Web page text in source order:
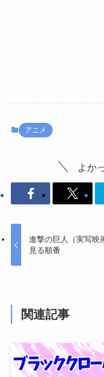
アニメ
よか
進撃の巨人（実写映
見る順番
関連記事